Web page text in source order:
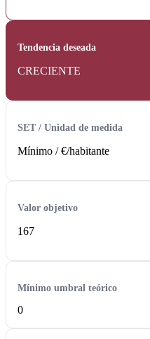
Tendencia deseada
CRECIENTE
SET / Unidad de medida
Mínimo /€/habitante
Valor objetivo
167
Mínimo umbral teórico
0